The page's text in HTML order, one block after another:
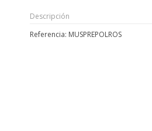
Descripción
Referencia: MUSPREPOLROS